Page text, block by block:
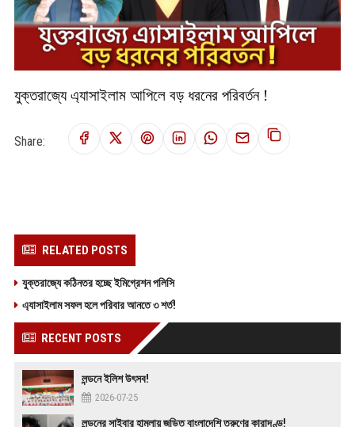
যুক্তরাজ্যে এ‍্যাসাইলাম আপিলে বড় ধরনের পরিবর্তন !
Share:
RELATED POSTS
যুক্তরাজ্যে কঠিনতর হচ্ছে ইমিগ্রেশন পলিসি
এ‍্যাসাইলাম সফল হলে পরিবার আনতে ৩ শর্ত!
RECENT POSTS
লন্ডনে ইলিশ উৎসব!
2026-07-25
লন্ডনের সাইবার হামলায় জড়িত বাংলাদেশি তরুণের কারাদণ্ড!